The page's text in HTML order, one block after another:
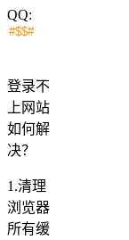
QQ:
登录不
上网站
如何解
决？
1.清理
浏览器
所有缓